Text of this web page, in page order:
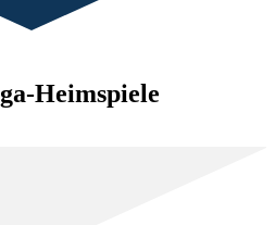
Heimspiele